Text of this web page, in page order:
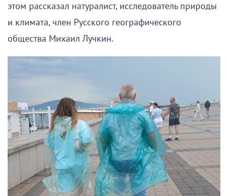
этом рассказал натуралист, исследователь природы
и климата, член Русского географического
общества Михаил Лучкин.